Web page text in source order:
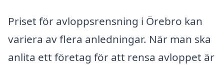
Priset för avloppsrensning i Örebro kan
variera av flera anledningar. När man ska
anlita ett företag för att rensa avloppet är